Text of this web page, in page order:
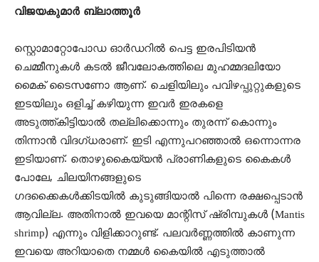
വിജയകുമാർ ബ്ലാത്തൂർ
സ്റ്റൊമാറ്റോപോഡ ഓർഡറിൽ പെട്ട ഇരപിടിയൻ
ചെമ്മീനുകൾ കടൽ ജീവലോകത്തിലെ മുഹമ്മദലിയോ
മൈക് ടൈസണോ ആണ്. ചെളിയിലും പവിഴപ്പുറ്റുകളുടെ
ഇടയിലും ഒളിച്ച് കഴിയുന്ന ഇവർ ഇരകളെ
അടുത്ത്കിട്ടിയാൽ തല്ലിക്കൊന്നും തുരന്ന് കൊന്നും
തിന്നാൻ വിദഗ്ധരാണ്. ഇടി എന്നുപറഞ്ഞാൽ ഒന്നൊന്നര
ഇടിയാണ്. തൊഴുകൈയ്യൻ പ്രാണികളുടെ കൈകൾ
പോലേ, ചിലയിനങ്ങളുടെ
ഗദക്കൈകൾക്കിടയിൽ കുടുങ്ങിയാൽ പിന്നെ രക്ഷപ്പെടാൻ
ആവില്ല. അതിനാൽ ഇവയെ മാന്റിസ് ഷ്രിമ്പുകൾ (Mantis
shrimp) എന്നും വിളിക്കാറുണ്ട്. പലവർണ്ണത്തിൽ കാണുന്ന
ഇവയെ അറിയാതെ നമ്മൾ കൈയിൽ എടുത്താൽ